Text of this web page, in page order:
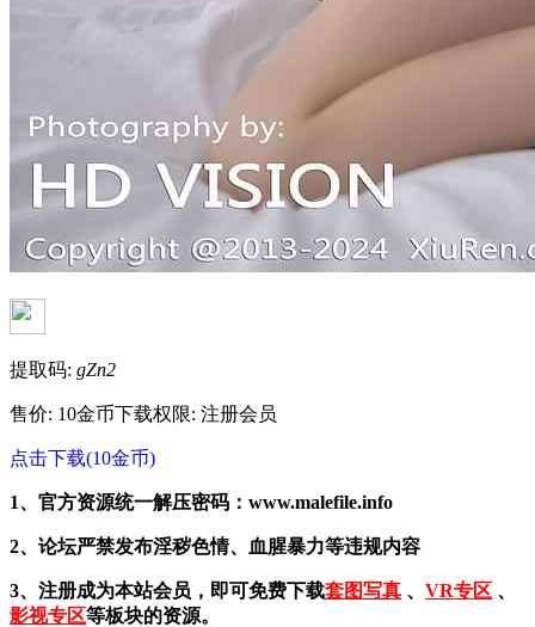
提取码: gZn2
售价: 10金币下载权限: 注册会员
点击下载(10金币)
1、官方资源统一解压密码：www.malefile.info
2、论坛严禁发布淫秽色情、血腥暴力等违规内容
3、注册成为本站会员，即可免费下载套图写真 、 VR专区 、
影视专区等板块的资源。